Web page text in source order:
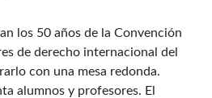
los 50 años de la Convención
de derecho internacional del
con una mesa redonda.
alumnos y profesores. El